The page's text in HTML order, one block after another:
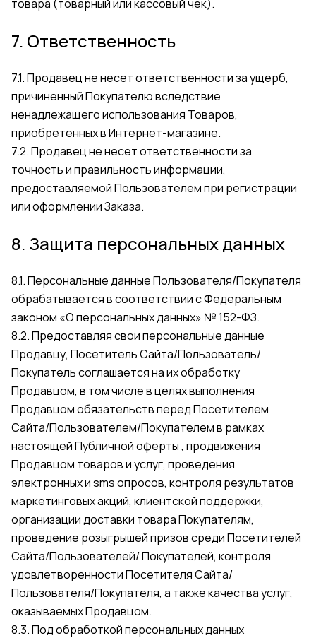
товара (товарный или кассовый чек).
7. Ответственность
7.1. Продавец не несет ответственности за ущерб,
причиненный Покупателю вследствие
ненадлежащего использования Товаров,
приобретенных в Интернет-магазине.
7.2. Продавец не несет ответственности за
точность и правильность информации,
предоставляемой Пользователем при регистрации
или оформлении Заказа.
8. Защита персональных данных
8.1. Персональные данные Пользователя/Покупателя
обрабатывается в соответствии с Федеральным
законом «О персональных данных» № 152-ФЗ.
8.2. Предоставляя свои персональные данные
Продавцу, Посетитель Сайта/Пользователь/
Покупатель соглашается на их обработку
Продавцом, в том числе в целях выполнения
Продавцом обязательств перед Посетителем
Сайта/Пользователем/Покупателем в рамках
настоящей Публичной оферты , продвижения
Продавцом товаров и услуг, проведения
электронных и sms опросов, контроля результатов
маркетинговых акций, клиентской поддержки,
организации доставки товара Покупателям,
проведение розыгрышей призов среди Посетителей
Сайта/Пользователей/ Покупателей, контроля
удовлетворенности Посетителя Сайта/
Пользователя/Покупателя, а также качества услуг,
оказываемых Продавцом.
8.3. Под обработкой персональных данных